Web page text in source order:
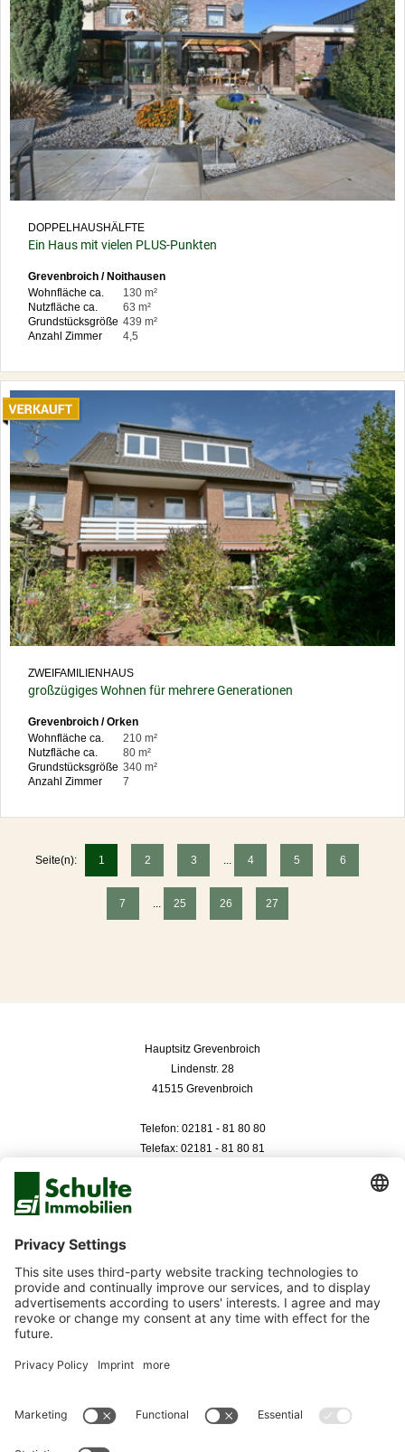
DOPPELHAUSHÄLFTE
Ein Haus mit vielen PLUS-Punkten
Grevenbroich / Noithausen
Wohnfläche ca.
130 m²
Nutzfläche ca.
63 m²
Grundstücksgröße 439 m²
Anzahl Zimmer
4,5
ZWEIFAMILIENHAUS
großzügiges Wohnen für mehrere Generationen
Grevenbroich / Orken
Wohnfläche ca.
210 m²
Nutzfläche ca.
80 m²
Grundstücksgröße 340 m²
Anzahl Zimmer
7
Seite(n): 1 2 3 ... 4 5 6
7 ... 25 26 27
Hauptsitz Grevenbroich
Lindenstr. 28
41515 Grevenbroich
Telefon: 02181 - 81 80 80
Telefax: 02181 - 81 80 81
Telefax: 0211 - 99 33 051